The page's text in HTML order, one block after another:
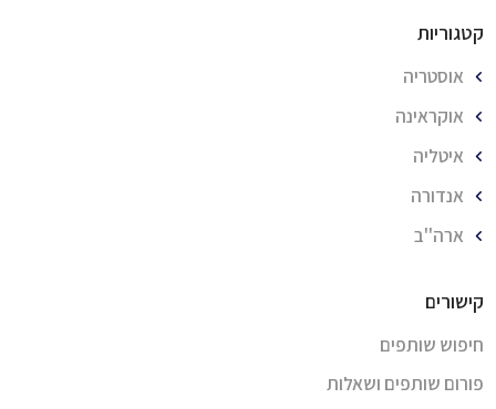
קטגוריות
אוסטריה
אוקראינה
איטליה
אנדורה
ארה''ב
קישורים
חיפוש שותפים
פורום שותפים ושאלות